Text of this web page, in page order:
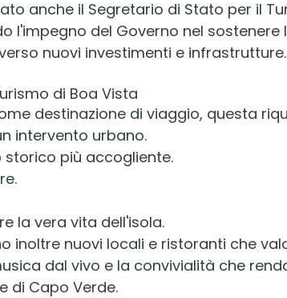
anche il Segretario di Stato per il
l'impegno del Governo nel sostenere
nuovi investimenti e infrastrutture.
di Boa Vista
destinazione di viaggio, questa
intervento urbano.
più accogliente.
la vera vita dell'isola.
inoltre nuovi locali e ristoranti che
dal vivo e la convivialità che
di Capo Verde.